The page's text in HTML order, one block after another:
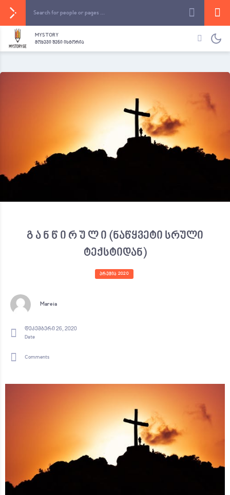
MYSTORY
ᲛᲝᲧᲔᲕᲘ ᲨᲔᲜᲘ ᲘᲡᲢᲝᲠᲘᲐ
გ ა ნ წ ი რ უ ლ ი (ნაწყვეტი სრული
ტექსტიდან)
ᲞᲠᲔᲛᲘᲐ 2020
Mareia
დეკემბერი 26, 2020
Date
Comments